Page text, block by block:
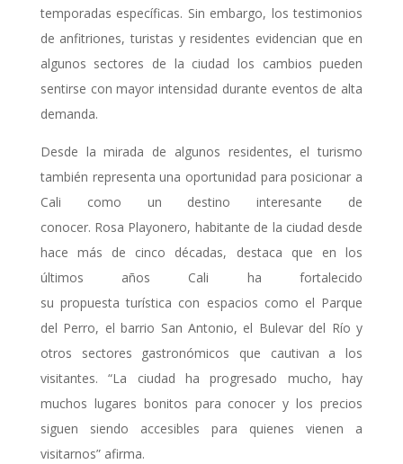
temporadas específicas. Sin embargo, los testimonios
de anfitriones, turistas y residentes evidencian que en
algunos sectores de la ciudad los cambios pueden
sentirse con mayor intensidad durante eventos de alta
demanda.
Desde la mirada de algunos residentes, el turismo
también representa una oportunidad para posicionar a
Cali como un destino interesante de
conocer. Rosa Playonero, habitante de la ciudad desde
hace más de cinco décadas, destaca que en los
últimos años Cali ha fortalecido
su propuesta turística con espacios como el Parque
del Perro, el barrio San Antonio, el Bulevar del Río y
otros sectores gastronómicos que cautivan a los
visitantes. “La ciudad ha progresado mucho, hay
muchos lugares bonitos para conocer y los precios
siguen siendo accesibles para quienes vienen a
visitarnos” afirma.